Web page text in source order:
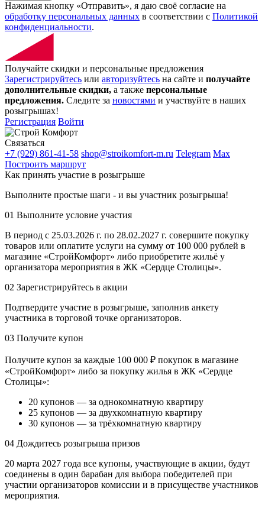
Нажимая кнопку «Отправить», я даю своё согласие на
обработку персональных данных в соответствии с Политикой
конфиденциальности.
Получайте скидки и персональные предложения
Зарегистрируйтесь или авторизуйтесь на сайте и получайте
дополнительные скидки, а также персональные
предложения. Следите за новостями и участвуйте в наших
розыгрышах!
Регистрация Войти
Связаться
+7 (929) 861-41-58 shop@stroikomfort-m.ru Telegram Max
Построить маршрут
Как принять участие в розыгрыше
Выполните простые шаги - и вы участник розыгрыша!
01 Выполните условие участия
В период с 25.03.2026 г. по 28.02.2027 г. совершите покупку
товаров или оплатите услуги на сумму от 100 000 рублей в
магазине «СтройКомфорт» либо приобретите жильё у
организатора мероприятия в ЖК «Сердце Столицы».
02 Зарегистрируйтесь в акции
Подтвердите участие в розыгрыше, заполнив анкету
участника в торговой точке организаторов.
03 Получите купон
Получите купон за каждые 100 000 ₽ покупок в магазине
«СтройКомфорт» либо за покупку жилья в ЖК «Сердце
Столицы»:
20 купонов — за однокомнатную квартиру
25 купонов — за двухкомнатную квартиру
30 купонов — за трёхкомнатную квартиру
04 Дождитесь розыгрыша призов
20 марта 2027 года все купоны, участвующие в акции, будут
соединены в один барабан для выбора победителей при
участии организаторов комиссии и в присуществе участников
мероприятия.